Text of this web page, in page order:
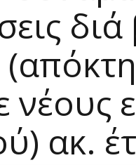
νέους
ακ.